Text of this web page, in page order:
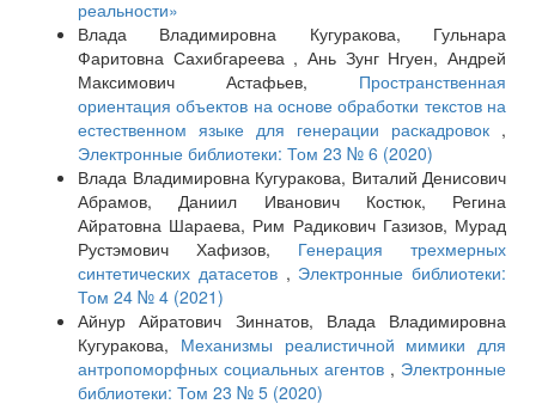
реальности»
Влада Владимировна Кугуракова, Гульнара
Фаритовна Сахибгареева , Ань Зунг Нгуен, Андрей
Максимович Астафьев, Пространственная
ориентация объектов на основе обработки текстов на
естественном языке для генерации раскадровок ,
Электронные библиотеки: Том 23 № 6 (2020)
Влада Владимировна Кугуракова, Виталий Денисович
Абрамов, Даниил Иванович Костюк, Регина
Айратовна Шараева, Рим Радикович Газизов, Мурад
Рустэмович Хафизов, Генерация трехмерных
синтетических датасетов , Электронные библиотеки:
Том 24 № 4 (2021)
Айнур Айратович Зиннатов, Влада Владимировна
Кугуракова, Механизмы реалистичной мимики для
антропоморфных социальных агентов , Электронные
библиотеки: Том 23 № 5 (2020)